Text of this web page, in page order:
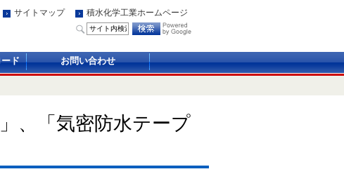
サイトマップ 積水化学工業ホームページ
ド お問い合わせ
、「気密防水テープ